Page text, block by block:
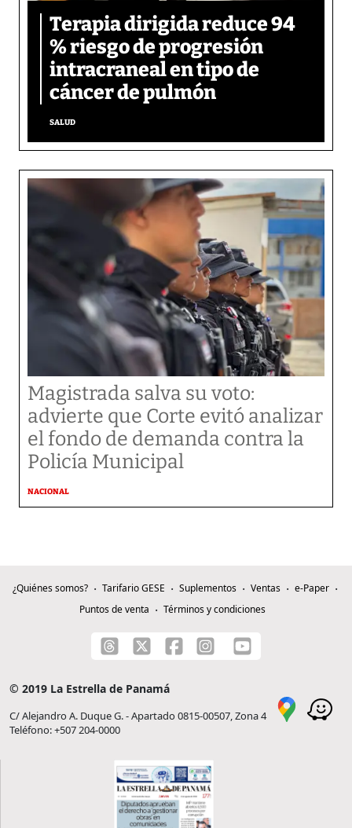
Terapia dirigida reduce 94
% riesgo de progresión
intracraneal en tipo de
cáncer de pulmón
SALUD
Magistrada salva su voto:
advierte que Corte evitó analizar
el fondo de demanda contra la
Policía Municipal
NACIONAL
¿Quiénes somos? Tarifario GESE Suplementos Ventas
e-Paper
Puntos de venta
Términos y condiciones
© 2019 La Estrella de Panamá
C/ Alejandro A. Duque G. - Apartado 0815-00507, Zona 4
Teléfono: +507 204-0000